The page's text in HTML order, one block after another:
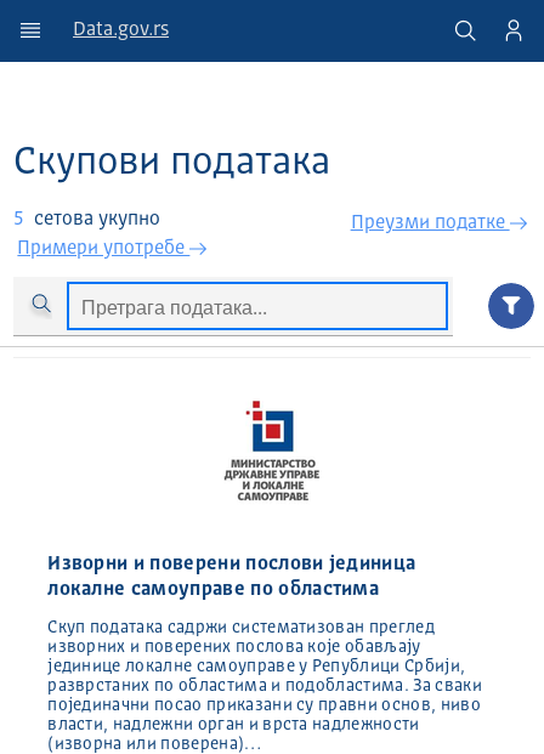
Data.gov.rs
Скупови података
5 сетова укупно
Примери употребе
Преузми податкe
Изворни и поверени послови јединица
локалне самоуправе по областима
Скуп података садржи систематизован преглед
изворних и поверених послова које обављају
јединице локалне самоуправе у Републици Србији,
разврстаних по областима и подобластима. За сваки
појединачни посао приказани су правни основ, ниво
власти, надлежни орган и врста надлежности
(изворна или поверена)…